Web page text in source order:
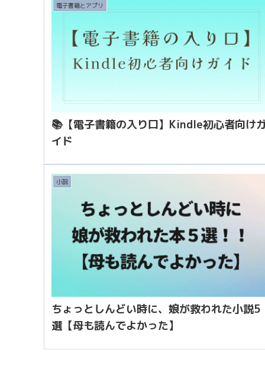
電子書籍とアプリ
📚【電子書籍の入り口】Kindle初心者向け
イド
小説
ちょっとしんどい時に、娘が救われた小説5
選【母も読んでよかった】